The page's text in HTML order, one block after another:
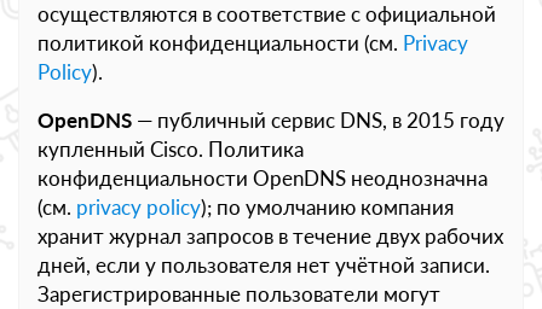
осуществляются в соответствие с официальной
политикой конфиденциальности (см. Privacy
Policy).
OpenDNS — публичный сервис DNS, в 2015 году
купленный Cisco. Политика
конфиденциальности OpenDNS неоднозначна
(см. privacy policy); по умолчанию компания
хранит журнал запросов в течение двух рабочих
дней, если у пользователя нет учётной записи.
Зарегистрированные пользователи могут